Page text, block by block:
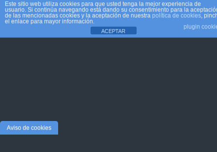
Este sitio web utiliza cookies para que usted tenga la mejor experiencia de
usuario. Si continúa navegando está dando su consentimiento para la
de las mencionadas cookies y la aceptación de nuestra política de cookies,
el enlace para mayor información.
plugin
ACEPTAR
Aviso de cookies